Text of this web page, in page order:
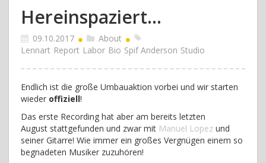
Hereinspaziert...
09.10.2017
About
Lennart Report Labor Bio Spif Anderson Studio
Endlich ist die große Umbauaktion vorbei und wir starten
wieder offiziell!
Das erste Recording hat aber am bereits letzten
August stattgefunden und zwar mit Manuel Lopez und
seiner Gitarre! Wie immer ein großes Vergnügen einem so
begnadeten Musiker zuzuhören!